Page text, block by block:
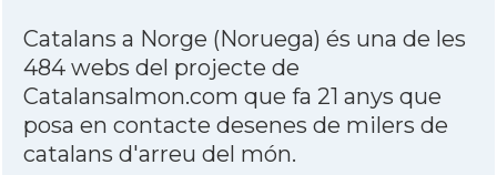
Catalans a Norge (Noruega) és una de les
484 webs del projecte de
Catalansalmon.com que fa 21 anys que
posa en contacte desenes de milers de
catalans d'arreu del món.